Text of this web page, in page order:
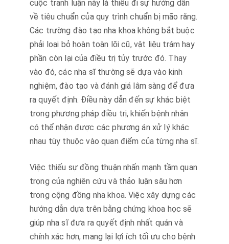
cuộc tranh luận này là thiếu đi sự hướng dẫn
về tiêu chuẩn của quy trình chuẩn bị mão răng.
Các trường đào tạo nha khoa không bắt buộc
phải loại bỏ hoàn toàn lõi cũ, vật liệu trám hay
phần còn lại của điều trị tủy trước đó. Thay
vào đó, các nha sĩ thường sẽ dựa vào kinh
nghiệm, đào tạo và đánh giá lâm sàng để đưa
ra quyết định. Điều này dẫn đến sự khác biệt
trong phương pháp điều trị, khiến bệnh nhân
có thể nhận được các phương án xử lý khác
nhau tùy thuộc vào quan điểm của từng nha sĩ.
Việc thiếu sự đồng thuận nhấn mạnh tầm quan
trọng của nghiên cứu và thảo luận sâu hơn
trong cộng đồng nha khoa. Việc xây dựng các
hướng dẫn dựa trên bằng chứng khoa học sẽ
giúp nha sĩ đưa ra quyết định nhất quán và
chính xác hơn, mang lại lợi ích tối ưu cho bệnh